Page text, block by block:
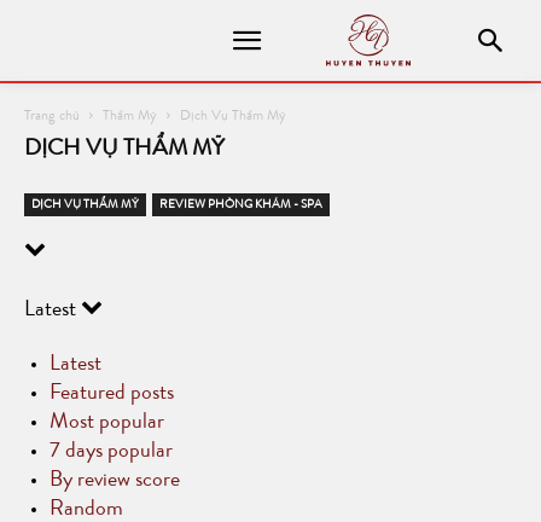
Trang chủ Thẩm Mỹ Dịch Vụ Thẩm Mỹ
DỊCH VỤ THẨM MỸ
DỊCH VỤ THẨM MỸ REVIEW PHÒNG KHÁM - SPA
Latest
Latest
Featured posts
Most popular
7 days popular
By review score
Random